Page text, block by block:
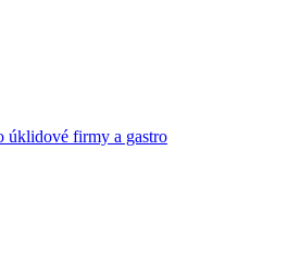
úklidové firmy a gastro